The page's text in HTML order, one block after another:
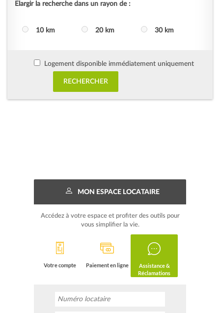
Elargir la recherche dans un rayon de :
10 km 20 km 30 km
Logement disponible immédiatement uniquement
MON ESPACE LOCATAIRE
Accédez à votre espace et profiter des outils pour
vous simplifier la vie.
Votre compte Paiement en ligne
Assistance &
Réclamations